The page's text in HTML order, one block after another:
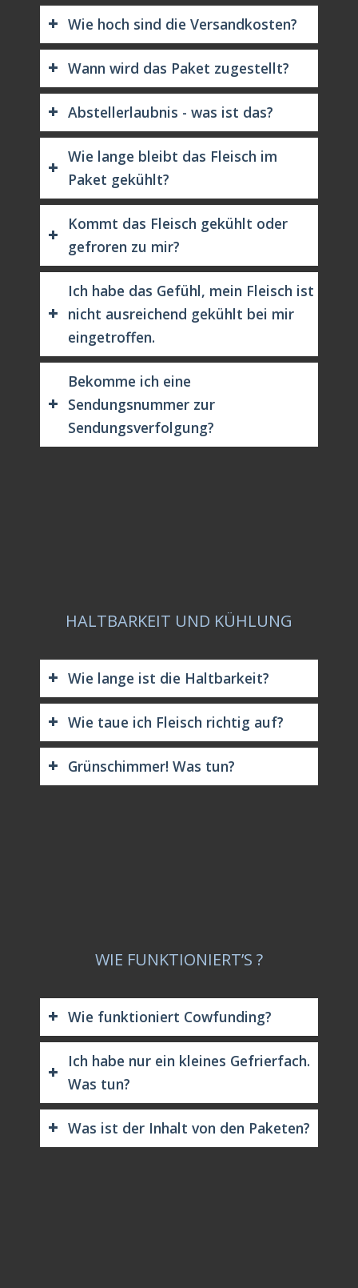
Wie hoch sind die Versandkosten?
Wann wird das Paket zugestellt?
Abstellerlaubnis - was ist das?
Wie lange bleibt das Fleisch im
Paket gekühlt?
Kommt das Fleisch gekühlt oder
gefroren zu mir?
Ich habe das Gefühl, mein Fleisch ist
nicht ausreichend gekühlt bei mir
eingetroffen.
Bekomme ich eine
Sendungsnummer zur
Sendungsverfolgung?
HALTBARKEIT UND KÜHLUNG
Wie lange ist die Haltbarkeit?
Wie taue ich Fleisch richtig auf?
Grünschimmer! Was tun?
WIE FUNKTIONIERT’S ?
Wie funktioniert Cowfunding?
Ich habe nur ein kleines Gefrierfach.
Was tun?
Was ist der Inhalt von den Paketen?